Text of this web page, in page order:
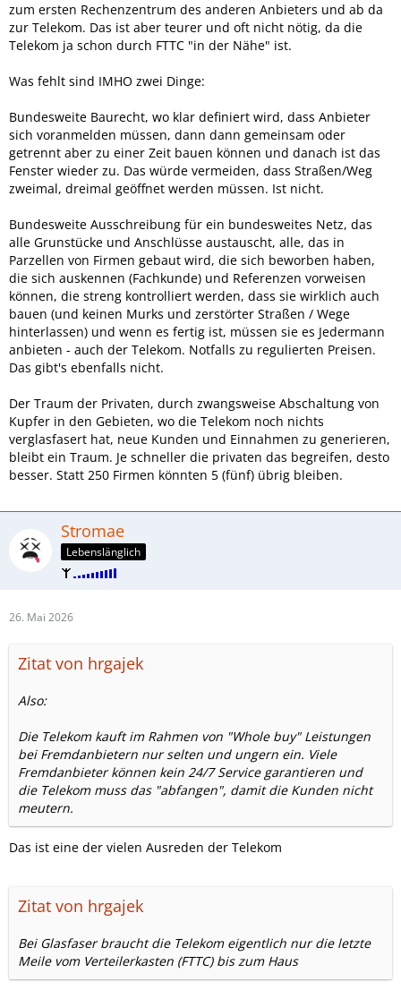
zum ersten Rechenzentrum des anderen Anbieters und ab da
zur Telekom. Das ist aber teurer und oft nicht nötig, da die
Telekom ja schon durch FTTC "in der Nähe" ist.
Was fehlt sind IMHO zwei Dinge:
Bundesweite Baurecht, wo klar definiert wird, dass Anbieter
sich voranmelden müssen, dann dann gemeinsam oder
getrennt aber zu einer Zeit bauen können und danach ist das
Fenster wieder zu. Das würde vermeiden, dass Straßen/Weg
zweimal, dreimal geöffnet werden müssen. Ist nicht.
Bundesweite Ausschreibung für ein bundesweites Netz, das
alle Grunstücke und Anschlüsse austauscht, alle, das in
Parzellen von Firmen gebaut wird, die sich beworben haben,
die sich auskennen (Fachkunde) und Referenzen vorweisen
können, die streng kontrolliert werden, dass sie wirklich auch
bauen (und keinen Murks und zerstörter Straßen / Wege
hinterlassen) und wenn es fertig ist, müssen sie es Jedermann
anbieten - auch der Telekom. Notfalls zu regulierten Preisen.
Das gibt's ebenfalls nicht.
Der Traum der Privaten, durch zwangsweise Abschaltung von
Kupfer in den Gebieten, wo die Telekom noch nichts
verglasfasert hat, neue Kunden und Einnahmen zu generieren,
bleibt ein Traum. Je schneller die privaten das begreifen, desto
besser. Statt 250 Firmen könnten 5 (fünf) übrig bleiben.
Stromae
Lebenslänglich
26. Mai 2026
Zitat von hrgajek
Also:
Die Telekom kauft im Rahmen von "Whole buy" Leistungen
bei Fremdanbietern nur selten und ungern ein. Viele
Fremdanbieter können kein 24/7 Service garantieren und
die Telekom muss das "abfangen", damit die Kunden nicht
meutern.
Das ist eine der vielen Ausreden der Telekom
Zitat von hrgajek
Bei Glasfaser braucht die Telekom eigentlich nur die letzte
Meile vom Verteilerkasten (FTTC) bis zum Haus